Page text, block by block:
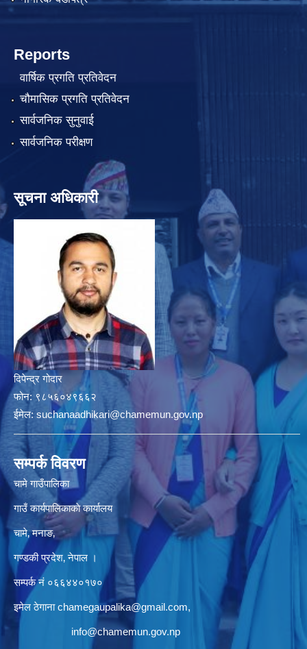
Reports
वार्षिक प्रगति प्रतिवेदन
चौमासिक प्रगति प्रतिवेदन
सार्वजनिक सुनुवाई
सार्वजनिक परीक्षण
सूचना अधिकारी
दिपेन्द्र गोदार
फोन: ९८५६०४९६६२
ईमेल: suchanaadhikari@chamemun.gov.np
सम्पर्क विवरण
चामे गाउँपालिका
गाउँ कार्यपालिकाकाे कार्यालय
चामे‚ मनाङ‚
गण्डकी प्रदेश‚ नेपाल ।
सम्पर्क न‌ं‍ ०६६४४०१७०
इमेल ठेगानाchamegaupalika@gmail.com,
info@chamemun.gov.np